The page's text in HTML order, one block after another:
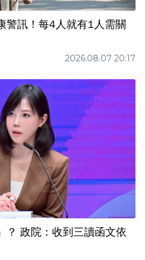
警訊！每4人就有1人需關
2026.08.07 20:17
？ 政院：收到三讀函文依